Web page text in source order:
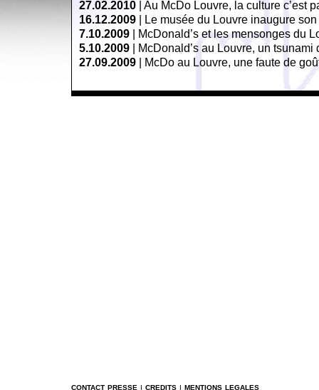
27.02.2010 | Au McDo Louvre, la culture c’est
16.12.2009 | Le musée du Louvre inaugure
7.10.2009 | McDonald’s et les mensonges du
5.10.2009 | McDonald’s au Louvre, un
27.09.2009 | McDo au Louvre, une faute de
contact presse i credits i mentions legales